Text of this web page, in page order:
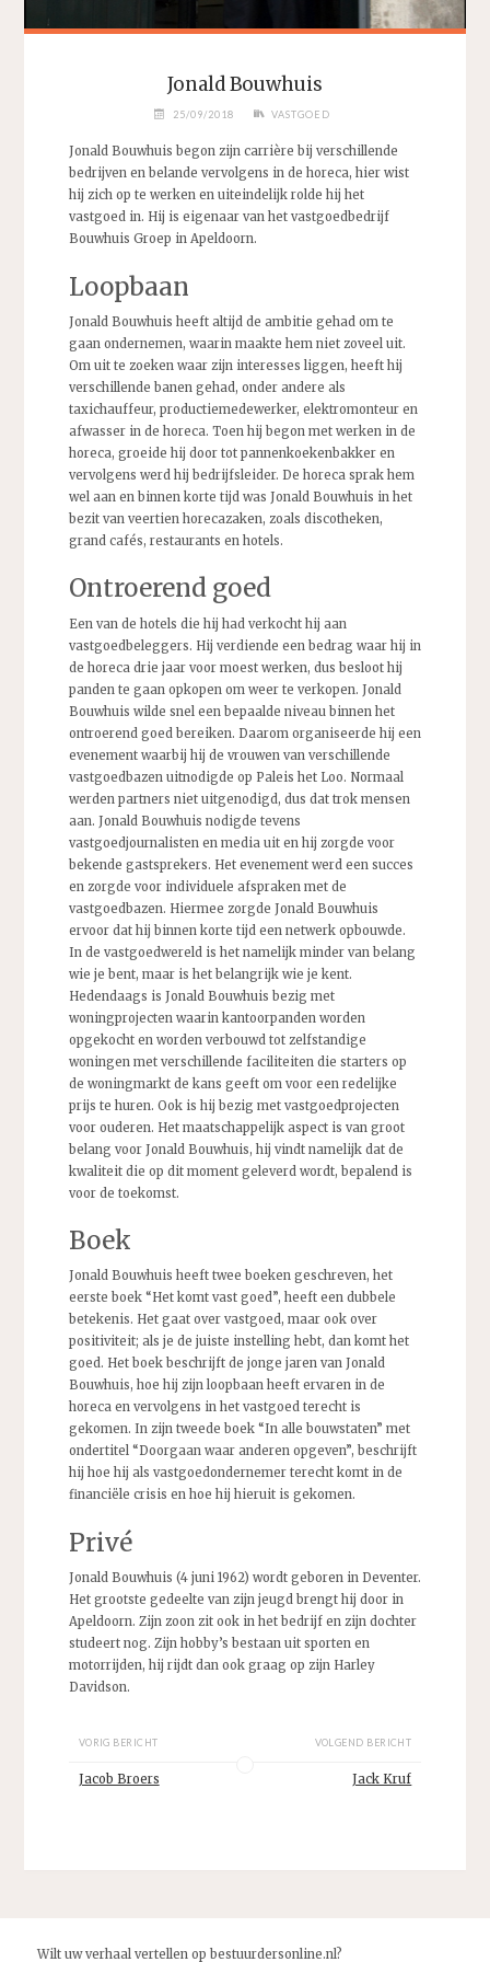
Jonald Bouwhuis
25/09/2018 VASTGOED
Jonald Bouwhuis begon zijn carrière bij verschillende
bedrijven en belande vervolgens in de horeca, hier wist
hij zich op te werken en uiteindelijk rolde hij het
vastgoed in. Hij is eigenaar van het vastgoedbedrijf
Bouwhuis Groep in Apeldoorn.
Loopbaan
Jonald Bouwhuis heeft altijd de ambitie gehad om te
gaan ondernemen, waarin maakte hem niet zoveel uit.
Om uit te zoeken waar zijn interesses liggen, heeft hij
verschillende banen gehad, onder andere als
taxichauffeur, productiemedewerker, elektromonteur en
afwasser in de horeca. Toen hij begon met werken in de
horeca, groeide hij door tot pannenkoekenbakker en
vervolgens werd hij bedrijfsleider. De horeca sprak hem
wel aan en binnen korte tijd was Jonald Bouwhuis in het
bezit van veertien horecazaken, zoals discotheken,
grand cafés, restaurants en hotels.
Ontroerend goed
Een van de hotels die hij had verkocht hij aan
vastgoedbeleggers. Hij verdiende een bedrag waar hij in
de horeca drie jaar voor moest werken, dus besloot hij
panden te gaan opkopen om weer te verkopen. Jonald
Bouwhuis wilde snel een bepaalde niveau binnen het
ontroerend goed bereiken. Daarom organiseerde hij een
evenement waarbij hij de vrouwen van verschillende
vastgoedbazen uitnodigde op Paleis het Loo. Normaal
werden partners niet uitgenodigd, dus dat trok mensen
aan. Jonald Bouwhuis nodigde tevens
vastgoedjournalisten en media uit en hij zorgde voor
bekende gastsprekers. Het evenement werd een succes
en zorgde voor individuele afspraken met de
vastgoedbazen. Hiermee zorgde Jonald Bouwhuis
ervoor dat hij binnen korte tijd een netwerk opbouwde.
In de vastgoedwereld is het namelijk minder van belang
wie je bent, maar is het belangrijk wie je kent.
Hedendaags is Jonald Bouwhuis bezig met
woningprojecten waarin kantoorpanden worden
opgekocht en worden verbouwd tot zelfstandige
woningen met verschillende faciliteiten die starters op
de woningmarkt de kans geeft om voor een redelijke
prijs te huren. Ook is hij bezig met vastgoedprojecten
voor ouderen. Het maatschappelijk aspect is van groot
belang voor Jonald Bouwhuis, hij vindt namelijk dat de
kwaliteit die op dit moment geleverd wordt, bepalend is
voor de toekomst.
Boek
Jonald Bouwhuis heeft twee boeken geschreven, het
eerste boek “Het komt vast goed”, heeft een dubbele
betekenis. Het gaat over vastgoed, maar ook over
positiviteit; als je de juiste instelling hebt, dan komt het
goed. Het boek beschrijft de jonge jaren van Jonald
Bouwhuis, hoe hij zijn loopbaan heeft ervaren in de
horeca en vervolgens in het vastgoed terecht is
gekomen. In zijn tweede boek “In alle bouwstaten” met
ondertitel “Doorgaan waar anderen opgeven”, beschrijft
hij hoe hij als vastgoedondernemer terecht komt in de
financiële crisis en hoe hij hieruit is gekomen.
Privé
Jonald Bouwhuis (4 juni 1962) wordt geboren in Deventer.
Het grootste gedeelte van zijn jeugd brengt hij door in
Apeldoorn. Zijn zoon zit ook in het bedrijf en zijn dochter
studeert nog. Zijn hobby’s bestaan uit sporten en
motorrijden, hij rijdt dan ook graag op zijn Harley
Davidson.
VORIG BERICHT
Jacob Broers
VOLGEND BERICHT
Jack Kruf
Wilt uw verhaal vertellen op bestuurdersonline.nl?